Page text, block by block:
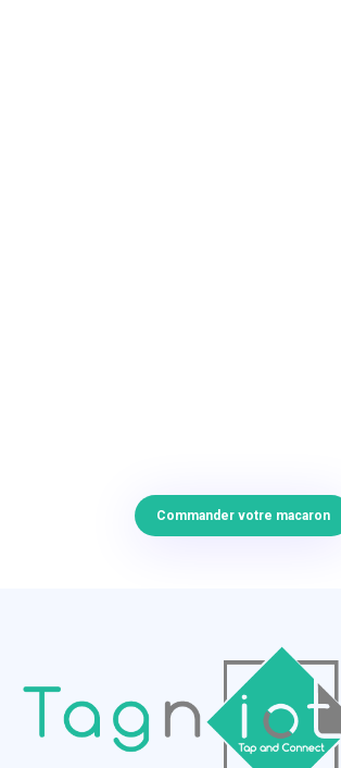
Commander votre macaron